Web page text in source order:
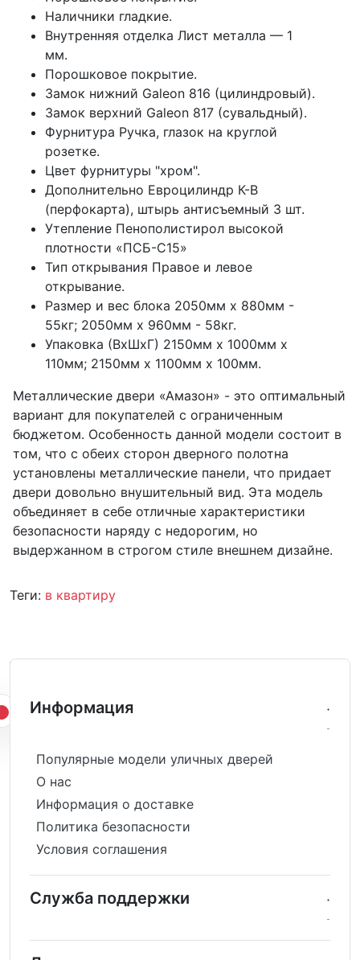
Наличники гладкие.
Внутренняя отделка Лист металла — 1
мм.
Порошковое покрытие.
Замок нижний Galeon 816 (цилиндровый).
Замок верхний Galeon 817 (сувальдный).
Фурнитура Ручка, глазок на круглой
розетке.
Цвет фурнитуры "хром".
Дополнительно Евроцилиндр К-В
(перфокарта), штырь антисъемный 3 шт.
Утепление Пенополистирол высокой
плотности «ПСБ-С15»
Тип открывания Правое и левое
открывание.
Размер и вес блока 2050мм х 880мм -
55кг; 2050мм х 960мм - 58кг.
Упаковка (ВхШхГ) 2150мм х 1000мм х
110мм; 2150мм х 1100мм х 100мм.
Металлические двери «Амазон» - это оптимальный
вариант для покупателей с ограниченным
бюджетом. Особенность данной модели состоит в
том, что с обеих сторон дверного полотна
установлены металлические панели, что придает
двери довольно внушительный вид. Эта модель
объединяет в себе отличные характеристики
безопасности наряду с недорогим, но
выдержанном в строгом стиле внешнем дизайне.
Теги: в квартиру
Информация
Популярные модели уличных дверей
О нас
Информация о доставке
Политика безопасности
Условия соглашения
Служба поддержки